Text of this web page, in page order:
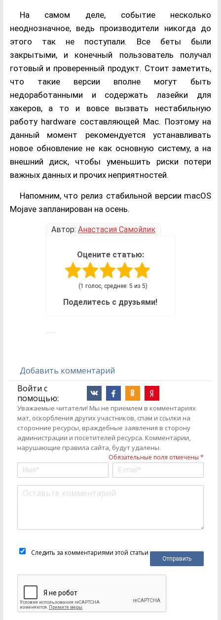
На самом деле, событие несколько
неоднозначное, ведь производители никогда до
этого так не поступали. Все беты были
закрытыми, и конечный пользователь получал
готовый и проверенный продукт. Стоит заметить,
что такие версии вполне могут быть
недоработанными и содержать лазейки для
хакеров, а то и вовсе вызвать нестабильную
работу hardware составляющей Mac. Поэтому на
данный момент рекомендуется устанавливать
новое обновление не как основную систему, а на
внешний диск, чтобы уменьшить риски потери
важных данных и прочих неприятностей.
Напомним, что релиз стабильной версии macOS
Mojave запланирован на осень.
Автор: Анастасия Самойлик
Оцените статью:
(1 голос, среднее: 5 из 5)
Поделитесь с друзьями!
Добавить комментарий
Войти с
помощью:
Уважаемые читатели! Мы не приемлем в комментариях
мат, оскорбления других участников, спам и ссылки на
сторонние ресурсы, враждебные заявления в сторону
администрации и посетителей ресурса. Комментарии,
нарушающие правила сайта, будут удалены.
Обязательные поля отмечены *
Следить за комментариями этой статьи